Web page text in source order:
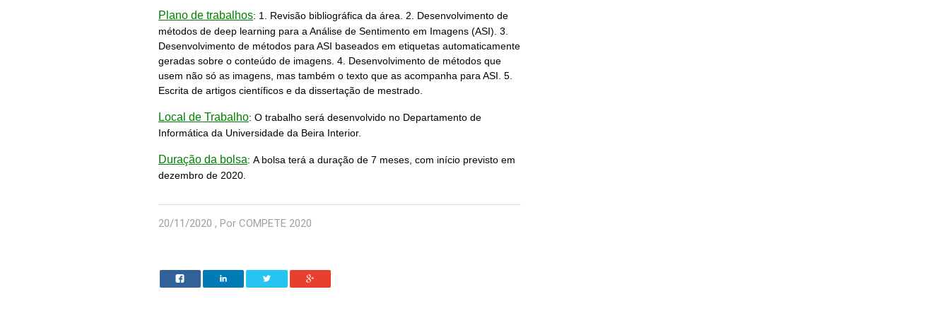
Plano de trabalhos: 1. Revisão bibliográfica da área. 2. Desenvolvimento de
métodos de deep learning para a Análise de Sentimento em Imagens (ASI). 3.
Desenvolvimento de métodos para ASI baseados em etiquetas automaticamente
geradas sobre o conteúdo de imagens. 4. Desenvolvimento de métodos que
usem não só as imagens, mas também o texto que as acompanha para ASI. 5.
Escrita de artigos científicos e da dissertação de mestrado.
Local de Trabalho:O trabalho será desenvolvido no Departamento de
Informática da Universidade da Beira Interior.
Duração da bolsa:A bolsa terá a duração de 7 meses, com início previsto em
dezembro de 2020.
20/11/2020 , Por COMPETE 2020